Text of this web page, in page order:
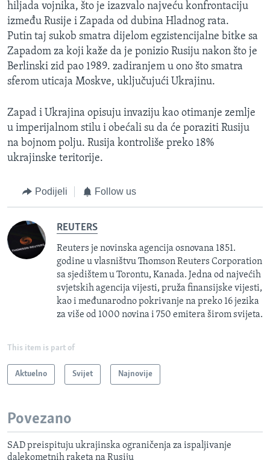
hiljada vojnika, što je izazvalo najveću konfrontaciju
između Rusije i Zapada od dubina Hladnog rata.
Putin taj sukob smatra dijelom egzistencijalne bitke sa
Zapadom za koji kaže da je ponizio Rusiju nakon što je
Berlinski zid pao 1989. zadiranjem u ono što smatra
sferom uticaja Moskve, uključujući Ukrajinu.
Zapad i Ukrajina opisuju invaziju kao otimanje zemlje
u imperijalnom stilu i obećali su da će poraziti Rusiju
na bojnom polju. Rusija kontroliše preko 18%
ukrajinske teritorije.
Podijeli Follow us
REUTERS
Reuters je novinska agencija osnovana 1851.
godine u vlasništvu Thomson Reuters Corporation
sa sjedištem u Torontu, Kanada. Jedna od najvećih
svjetskih agencija vijesti, pruža finansijske vijesti,
kao i međunarodno pokrivanje na preko 16 jezika
za više od 1000 novina i 750 emitera širom svijeta.
This item is part of
Aktuelno Svijet Najnovije
Povezano
SAD preispituju ukrajinska ograničenja za ispaljivanje
dalekometnih raketa na Rusiju